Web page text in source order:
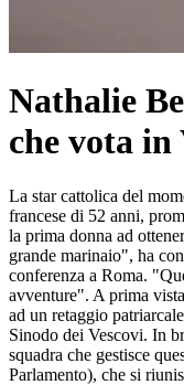
Nathalie
che vota in
La star cattolica del
francese di 52 anni,
la prima donna ad
grande marinaio", ha
conferenza a Roma.
avventure". A prima
ad un retaggio
Sinodo dei Vescovi. In
squadra che gestisce
Parlamento), che si